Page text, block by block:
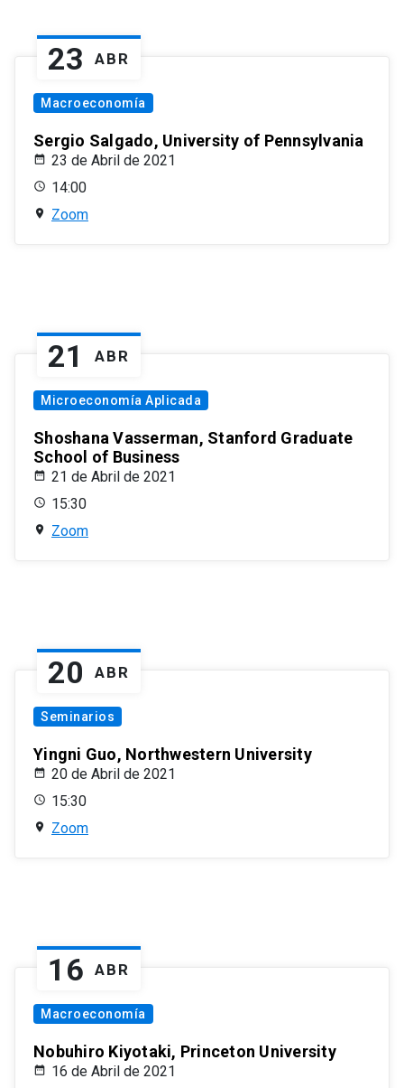
23 ABR
Macroeconomía
Sergio Salgado, University of Pennsylvania
23 de Abril de 2021
14:00
Zoom
21 ABR
Microeconomía Aplicada
Shoshana Vasserman, Stanford Graduate
School of Business
21 de Abril de 2021
15:30
Zoom
20 ABR
Seminarios
Yingni Guo, Northwestern University
20 de Abril de 2021
15:30
Zoom
16 ABR
Macroeconomía
Nobuhiro Kiyotaki, Princeton University
16 de Abril de 2021